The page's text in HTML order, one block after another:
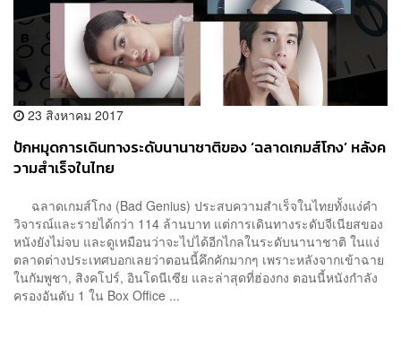
23 สิงหาคม 2017
ปักหมุดการเดินทางระดับนานาชาติของ ‘ฉลาดเกมส์โกง’ หลังค
วามสำเร็จในไทย
ฉลาดเกมส์โกง (Bad Genius) ประสบความสำเร็จในไทยทั้งแง่คำ
วิจารณ์และรายได้กว่า 114 ล้านบาท แต่การเดินทางระดับจีเนียสของ
หนังยังไม่จบ และดูเหมือนว่าจะไปได้อีกไกลในระดับนานาชาติ ในแง่
ตลาดต่างประเทศบอกเลยว่าตอนนี้คึกคักมากๆ เพราะหลังจากเข้าฉาย
ในกัมพูชา, สิงคโปร์, อินโดนีเซีย และล่าสุดที่ฮ่องกง ตอนนี้หนังกำลัง
ครองอันดับ 1 ใน Box Office ...